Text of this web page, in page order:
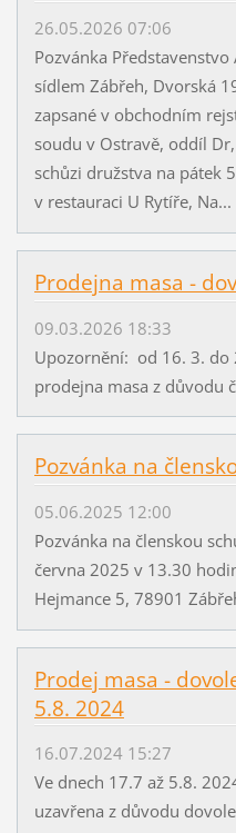
26.05.2026 07:06
Pozvánka
sídlem Zábřeh, Dvorská
zapsané v obchodním
soudu v Ostravě, oddíl
schůzi družstva na pátek
v restauraci U Rytíře, Na...
Prodejna masa -
09.03.2026 18:33
Upozornění: od 16. 3. do
prodejna masa z důvodu
Pozvánka na
05.06.2025 12:00
Pozvánka na členskou
června 2025 v 13.30
Hejmance 5, 78901
Prodej masa -
5.8. 2024
16.07.2024 15:27
Ve dnech 17.7 až 5.8.
uzavřena z důvodu